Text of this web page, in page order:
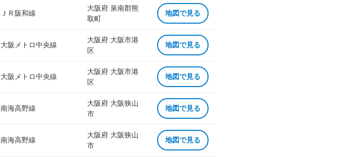
ＪＲ阪和線
大阪府 泉南郡熊
取町
地図で見る
大阪メトロ中央線
大阪府 大阪市港
区
地図で見る
大阪メトロ中央線
大阪府 大阪市港
区
地図で見る
南海高野線
大阪府 大阪狭山
市
地図で見る
南海高野線
大阪府 大阪狭山
市
地図で見る